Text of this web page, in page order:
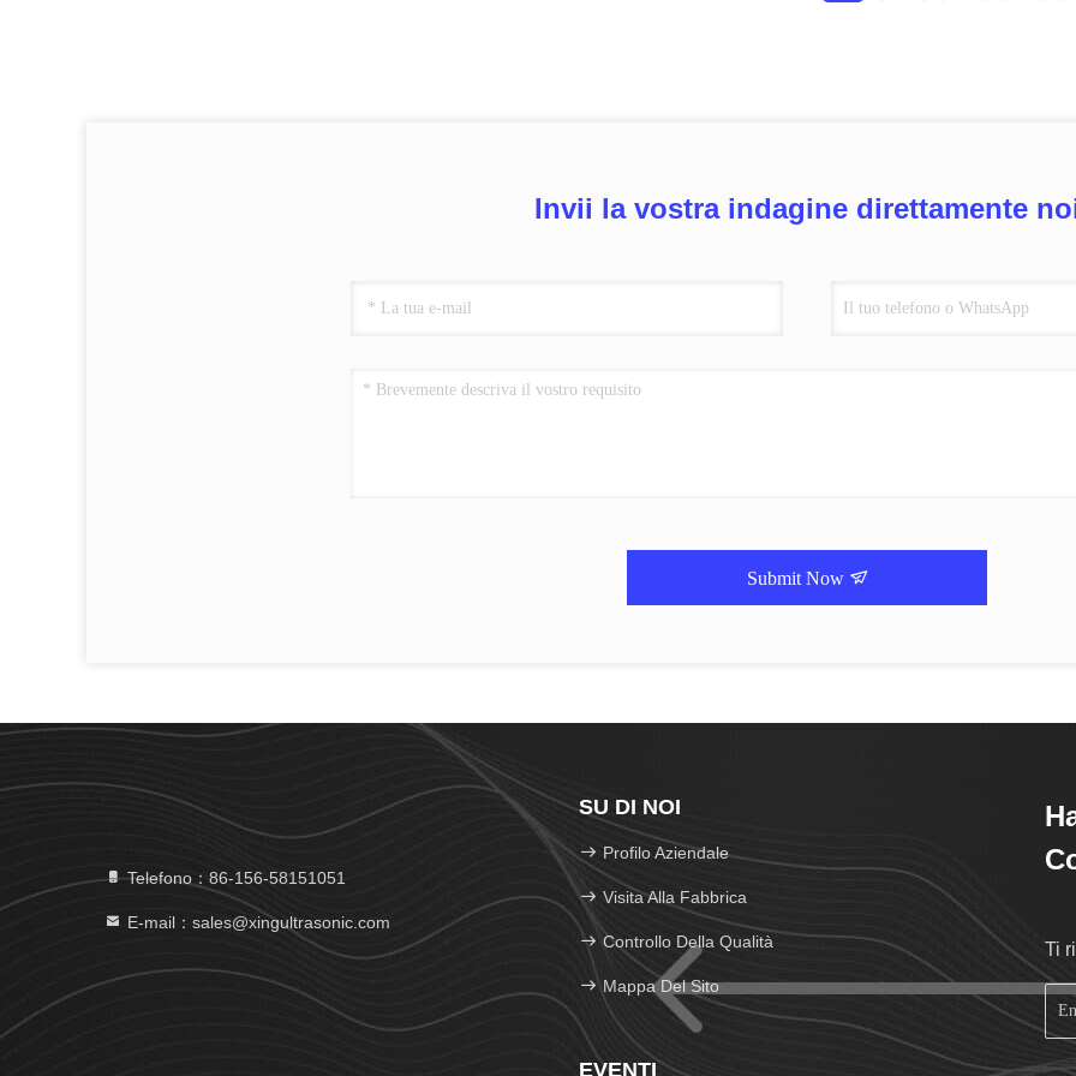
Invii la vostra indagine direttamente
Submit Now
Telefono：86-156-58151051
E-mail：sales@xingultrasonic.com
SU DI NOI
Profilo Aziendale
Visita Alla Fabbrica
Controllo Della Qualità
Mappa Del Sito
EVENTI
Ti